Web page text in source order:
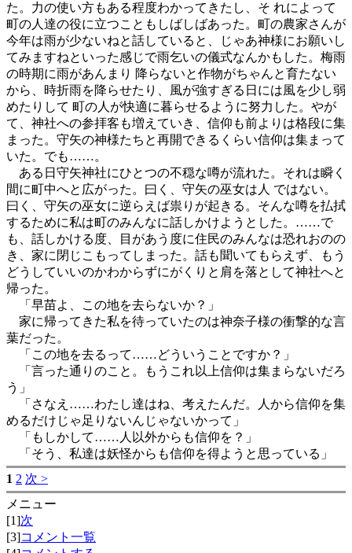
た。力の使い方もある程度わかってきたし、そ れによって
町の人達の役に立つこともしばしばあった。町の農家さんが
今年は雨が少ないねと話していると、じゃあ神様にお願いし
てみますねといった感じで雨乞いの儀式なんかもした。梅雨
の時期に雨があんまり 降らないと作物がちゃんと育たない
から、時折雨を降らせたり、風が強すぎる日には風を少し弱
めたりして 町の人が快適に暮らせるように努力した。やが
て、神社への参拝客も増えていき、信仰も前よりは格段に集
まった。守矢の神様たちと再開できるくらい信仰は集まって
いた。でも……。
ある日守矢神社にひとつの不穏な噂が流れた。それは瞬く
間に町中へと広がった。曰く、守矢の巫女は人 ではない。
曰く、守矢の巫女に逆らえば祟りが起きる。そんな噂を払拭
するために私は町のみんなに話しかけようとした。……で
も、話しかける度、目があう度に住民のみんなは恐れおのの
き、家に閉じこもってしまった。話も聞いてもらえず、もう
どうしていいのかわからずにがくりと肩を落として神社へと
帰った。
「早苗よ、この地を去らないか？」
家に帰ってきた私を待っていたのは神奈子様の衝撃的な言
葉だった。
「この地を去るって……どういうことですか？」
「言った通りのこと。もうこれ以上信仰は集まらないだろ
う」
「さなえ……わたし達はね、考えたんだ。人から信仰を集
めるだけじゃ足りないんじゃないかって」
「もしかして……人以外からも信仰を？」
「そう、私達は妖怪からも信仰を得ようと思っている」
1 2 次 >
メニュー
[1]次
[3]コメント一覧